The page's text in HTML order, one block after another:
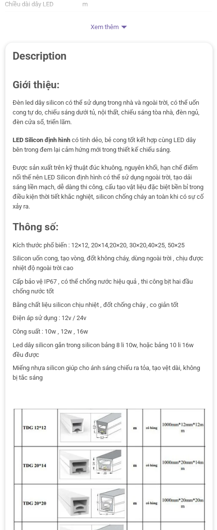
Chiều dài dây LED
m
Xem thêm
Description
Giới thiệu:
Đèn led dây silicon có thể sử dụng trong nhà và ngoài trời, có thể uốn
cong tự do, chiếu sáng dưới tủ, nội thất, chiếu sáng tòa nhà, đèn ngủ,
đèn cửa sổ, triển lãm.
LED Silicon định hìnhcó tính dẻo, bẻ cong tốt kết hợp cùng LED dây
bên trong đem lại cảm hứng mới trong thiết kế chiếu sáng.
Được sản xuất trên kỹ thuật đúc khuông, nguyên khối, hạn chế điểm
nối thế nên LED Silicon định hình có thể sử dụng ngoài trời, tạo dải
sáng liền mạch, dễ dàng thi công, cấu tạo vật liệu đặc biệt bền bỉ trong
điều kiện thời tiết khắc nghiệt, silicon chống cháy an toàn khi có sự cố
xảy ra.
Thông số:
Kích thước phổ biến : 12×12, 20×14,20×20, 30×20,40×25, 50×25
Silicon uốn cong, tạo vòng, đốt không cháy, dùng ngoài trời , chịu được
nhiệt độ ngoài trời cao
Cấp bảo vệ IP67 , có thể chống nước hiệu quả , thi công bịt hai đầu
chống nước tốt
Bằng chất liệu silicon chịu nhiệt , đốt chống cháy , co giản tốt
Điện áp sử dụng : 12v / 24v
Công suất : 10w , 12w , 16w
Led dây silicon gắn trong silicon bảng 8 li 10w, hoặc bảng 10 li 16w
đều được
Miếng nhựa silicon giúp cho ánh sáng chiếu ra tỏa, tạo vệt dài, không
bị tắc sáng